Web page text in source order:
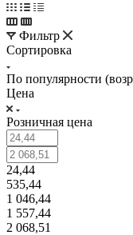
Фильтр
Сортировка
По популярности
Цена
Розничная цена
24,44
535,44
1 046,44
1 557,44
2 068,51